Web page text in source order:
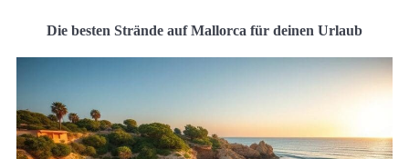
Die besten Strände auf Mallorca für deinen Urlaub